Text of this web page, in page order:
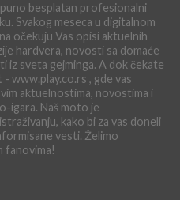
besplatan profesionalni
Svakog meseca u digitalnom
očekuju Vas opisi aktuelnih
hardvera, novosti sa domaće
iz sveta gejminga. A dok čekate
www.play.co.rs , gde vas
aktuelnostima, novostima i
igara. Naš moto je
kako bi za vas doneli
vesti. Želimo
fanovima!